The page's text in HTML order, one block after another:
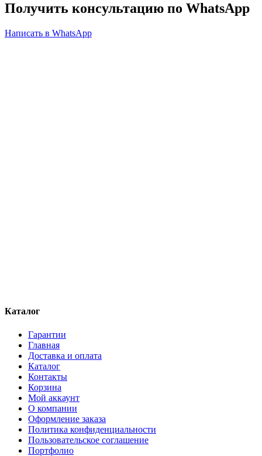
Получить консультацию по WhatsApp
Написать в WhatsApp
Каталог
Гарантии
Главная
Доставка и оплата
Каталог
Контакты
Корзина
Мой аккаунт
О компании
Оформление заказа
Политика конфиденциальности
Пользовательское соглашение
Портфолио